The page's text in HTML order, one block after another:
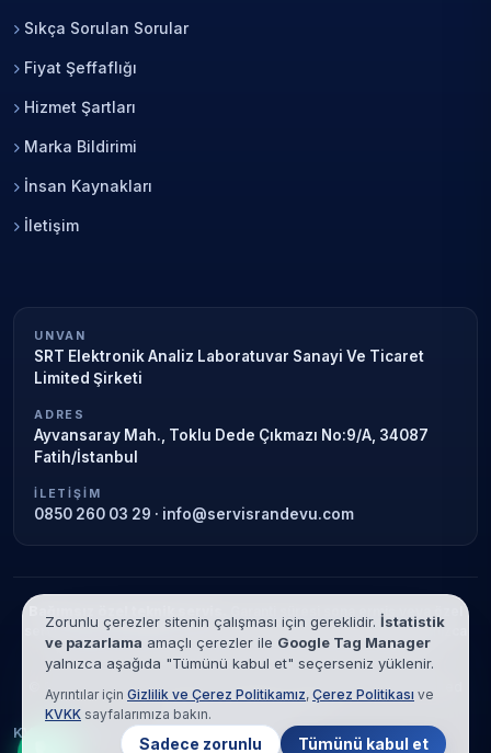
Sıkça Sorulan Sorular
Fiyat Şeffaflığı
Hizmet Şartları
Marka Bildirimi
İnsan Kaynakları
İletişim
UNVAN
SRT Elektronik Analiz Laboratuvar Sanayi Ve Ticaret
Limited Şirketi
ADRES
Ayvansaray Mah., Toklu Dede Çıkmazı No:9/A, 34087
Fatih/İstanbul
İLETIŞIM
0850 260 03 29 · info@servisrandevu.com
Garanti süresi sona ermiş veya özel
servis kapsamındaki cihazlar için hizmet verilir. Marka adları yalnızca
tanımlama amaçlıdır; yetkili servis ilişkisi bulunmamaktadır.
© 2026 SRT Elektronik Analiz Laboratuvar Sanayi Ve Ticaret Limited
Şirketi. Tüm hakları saklıdır.
KVKK
Çerez Politikası Hizmet Şartları
Zorunlu çerezler sitenin çalışması için gereklidir. İstatistik
ve pazarlama amaçlı çerezler ile Google Tag Manager
yalnızca aşağıda "Tümünü kabul et" seçerseniz yüklenir.
Ayrıntılar için Gizlilik ve Çerez Politikamız, Çerez Politikası ve
KVKK sayfalarımıza bakın.
Sadece zorunlu Tümünü kabul et